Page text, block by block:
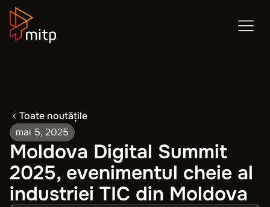
Toate noutățile
mai 5, 2025
Moldova Digital Summit
2025, evenimentul cheie al
industriei TIC din Moldova